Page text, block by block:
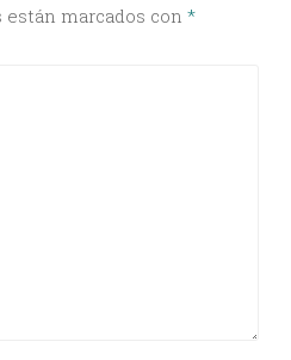
marcados con *